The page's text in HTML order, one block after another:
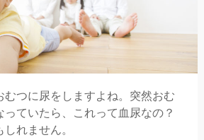
むつに尿をしますよね。突然おむ
ていたら、これって血尿なの？
れません。